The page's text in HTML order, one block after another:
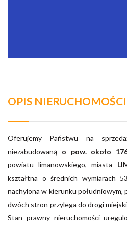
OPIS NIERUCHOMOŚCI
Oferujemy Państwu na
niezabudowaną o pow. około
powiatu limanowskiego, miasta
kształtna o średnich wymiarach
nachylona w kierunku południowym,
dwóch stron przylega do drogi
Stan prawny nieruchomości